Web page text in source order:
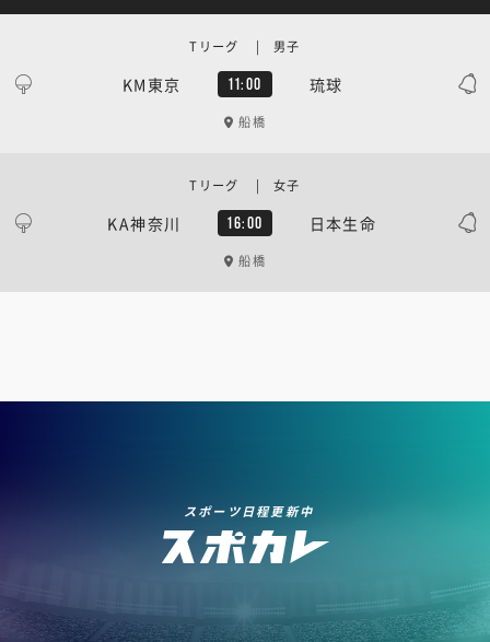
KM東京 11:00 琉球
Tリーグ | 男子
船橋
KA神奈川 16:00 日本生命
Tリーグ | 女子
船橋
スポーツ日程更新中